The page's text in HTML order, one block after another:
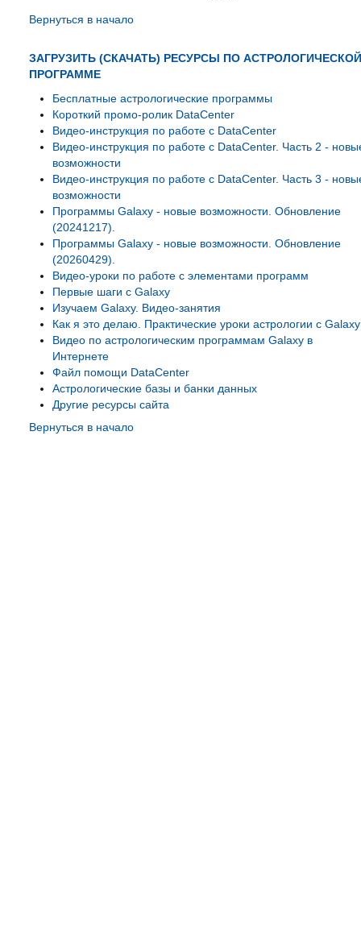
Вернуться в начало
ЗАГРУЗИТЬ (СКАЧАТЬ) РЕСУРСЫ ПО АСТРОЛОГИЧЕСКОЙ
ПРОГРАММЕ
Бесплатные астрологические программы
Короткий промо-ролик DataCenter
Видео-инструкция по работе с DataCenter
Видео-инструкция по работе с DataCenter. Часть 2 -
возможности
Видео-инструкция по работе с DataCenter. Часть 3 -
возможности
Программы Galaxy - новые возможности. Обновление
(20241217).
Программы Galaxy - новые возможности. Обновление
(20260429).
Видео-уроки по работе с элементами программ
Первые шаги с Galaxy
Изучаем Galaxy. Видео-занятия
Как я это делаю. Практические уроки астрологии с Galaxy
Видео по астрологическим программам Galaxy в
Интернете
Файл помощи DataCenter
Астрологические базы и банки данных
Другие ресурсы сайта
Вернуться в начало